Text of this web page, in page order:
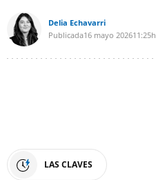
Delia Echavarri
Publicada16 mayo 202611:25h
LAS CLAVES